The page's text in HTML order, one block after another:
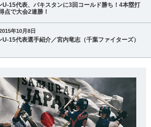
U-15代表、パキスタンに3回コールド勝ち！4本塁打
点で大会2連勝！
年10月8日
U-15代表選手紹介／宮内竜志（千葉ファイターズ）